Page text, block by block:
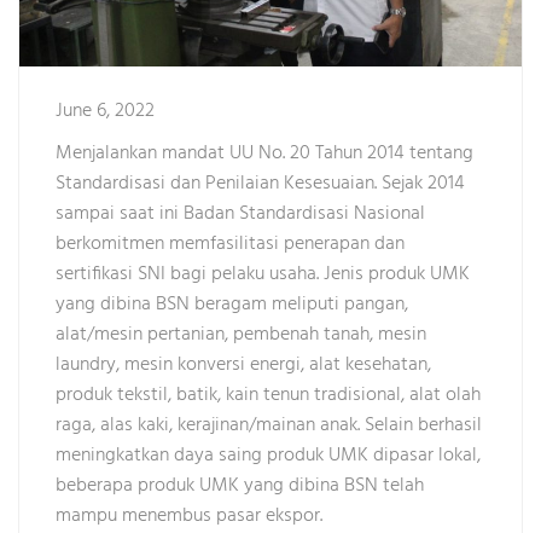
June 6, 2022
Menjalankan mandat UU No. 20 Tahun 2014 tentang
Standardisasi dan Penilaian Kesesuaian. Sejak 2014
sampai saat ini Badan Standardisasi Nasional
berkomitmen memfasilitasi penerapan dan
sertifikasi SNI bagi pelaku usaha. Jenis produk UMK
yang dibina BSN beragam meliputi pangan,
alat/mesin pertanian, pembenah tanah, mesin
laundry, mesin konversi energi, alat kesehatan,
produk tekstil, batik, kain tenun tradisional, alat olah
raga, alas kaki, kerajinan/mainan anak. Selain berhasil
meningkatkan daya saing produk UMK dipasar lokal,
beberapa produk UMK yang dibina BSN telah
mampu menembus pasar ekspor.